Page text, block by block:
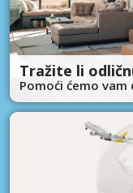
Tražite li
Pomoći ćemo